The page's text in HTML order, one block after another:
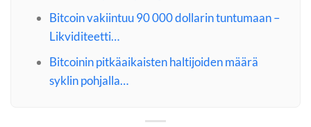
Bitcoin vakiintuu 90 000 dollarin tuntumaan –
Likviditeetti…
Bitcoinin pitkäaikaisten haltijoiden määrä
syklin pohjalla…